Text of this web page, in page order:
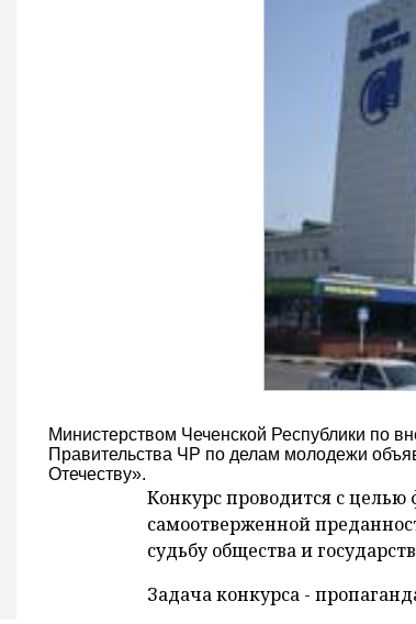
Министерством Чеченской Республики по
Правительства ЧР по делам молодежи
Отечеству».
Конкурс проводится с
самоотверженной
судьбу общества и
Задача конкурса -